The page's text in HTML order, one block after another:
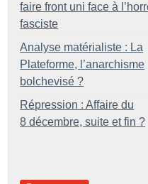
faire front uni face à
fasciste
Analyse matérialiste : La
Plateforme, l’anarchisme
bolchevisé ?
Répression : Affaire du
8 décembre, suite et fin ?